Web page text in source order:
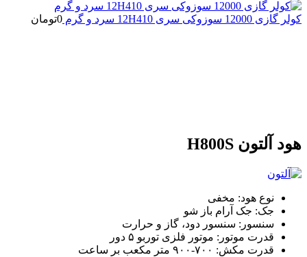
کولر گازی 12000 سوزوکی سری 12H410 سرد و گرم 0تومان
هود آلتون H800S
نوع هود: مخفی
جک: جک آرام باز شو
سنسور: سنسور دود، گاز و حرارت
قدرت موتور: موتور فلزی توربو ۵ دور
قدرت مکش: ۷۰۰-۹۰۰ متر مکعب بر ساعت